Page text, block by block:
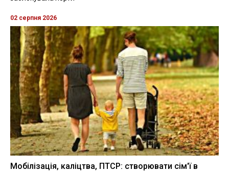
02 серпня 2026
Мобілізація, каліцтва, ПТСР: створювати сім'ї в